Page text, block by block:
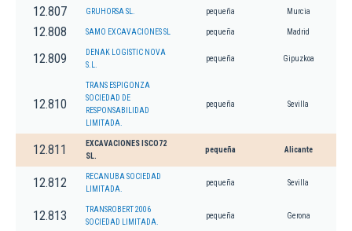
12.807 GRUHORSA SL. pequeña Murcia
12.808 SAMO EXCAVACIONES SL pequeña Madrid
12.809
DENAK LOGISTIC NOVA
S.L.
pequeña Gipuzkoa
12.810
TRANS ESPIGONZA
SOCIEDAD DE
RESPONSABILIDAD
LIMITADA.
pequeña Sevilla
12.811
EXCAVACIONES ISCO72
SL.
pequeña Alicante
12.812
RECANUBA SOCIEDAD
LIMITADA.
pequeña Sevilla
12.813
TRANSROBERT 2006
SOCIEDAD LIMITADA.
pequeña Gerona